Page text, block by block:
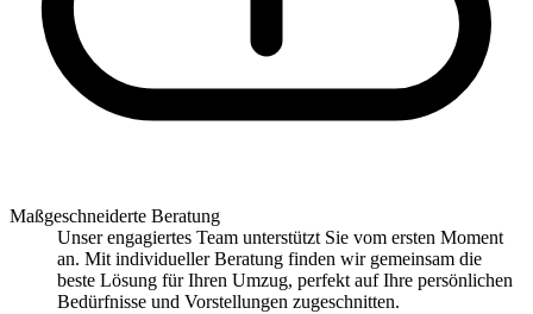
Maßgeschneiderte Beratung
Unser engagiertes Team unterstützt Sie vom ersten Moment
an. Mit individueller Beratung finden wir gemeinsam die
beste Lösung für Ihren Umzug, perfekt auf Ihre persönlichen
Bedürfnisse und Vorstellungen zugeschnitten.